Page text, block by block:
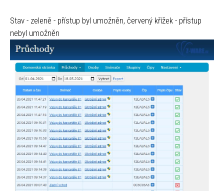
Stav - zeleně - přístup byl umožněn, červený křížek - přístup
nebyl umožněn